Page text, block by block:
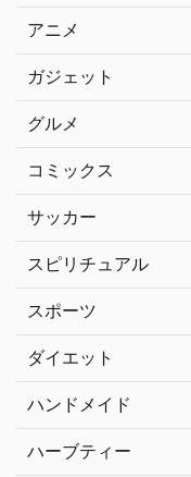
アニメ
ガジェット
グルメ
コミックス
サッカー
スピリチュアル
スポーツ
ダイエット
ハンドメイド
ハーブティー